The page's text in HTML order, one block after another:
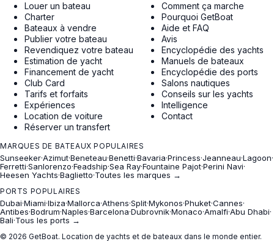
Louer un bateau
Charter
Bateaux à vendre
Publier votre bateau
Revendiquez votre bateau
Estimation de yacht
Financement de yacht
Club Card
Tarifs et forfaits
Expériences
Location de voiture
Réserver un transfert
Comment ça marche
Pourquoi GetBoat
Aide et FAQ
Avis
Encyclopédie des yachts
Manuels de bateaux
Encyclopédie des ports
Salons nautiques
Conseils sur les yachts
Intelligence
Contact
MARQUES DE BATEAUX POPULAIRES
Sunseeker·Azimut·Beneteau·Benetti·Bavaria·Princess·Jeanneau·Lagoon·
Ferretti·Sanlorenzo·Feadship·Sea Ray·Fountaine Pajot·Perini Navi·
Heesen Yachts·Baglietto·Toutes les marques →
PORTS POPULAIRES
Dubai·Miami·Ibiza·Mallorca·Athens·Split·Mykonos·Phuket·Cannes·
Antibes·Bodrum·Naples·Barcelona·Dubrovnik·Monaco·Amalfi·Abu Dhabi·
Bali·Tous les ports →
© 2026 GetBoat. Location de yachts et de bateaux dans le monde entier.